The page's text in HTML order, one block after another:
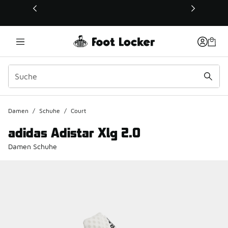
Dieser Link öffnet sich in einem neuen Fenster
Damen / Schuhe / Court
adidas Adistar Xlg 2.0
Damen Schuhe